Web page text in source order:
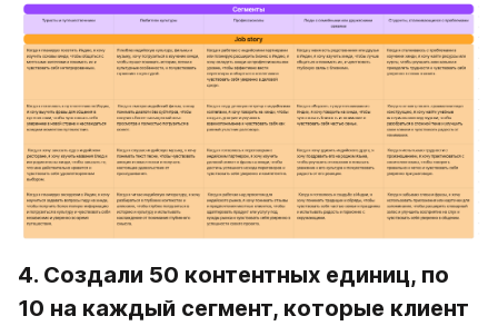
4. Создали 50 контентных единиц, по
10 на каждый сегмент, которые клиент